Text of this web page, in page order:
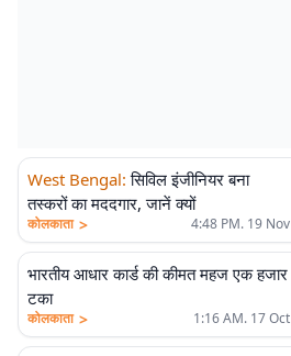
West Bengal: सिविल इंजीनियर बना
तस्करों का मददगार, जानें क्यों
कोलकाता > 4:48 PM. 19 Nov
भारतीय आधार कार्ड की कीमत महज एक हजार
टका
कोलकाता > 1:16 AM. 17 Oct